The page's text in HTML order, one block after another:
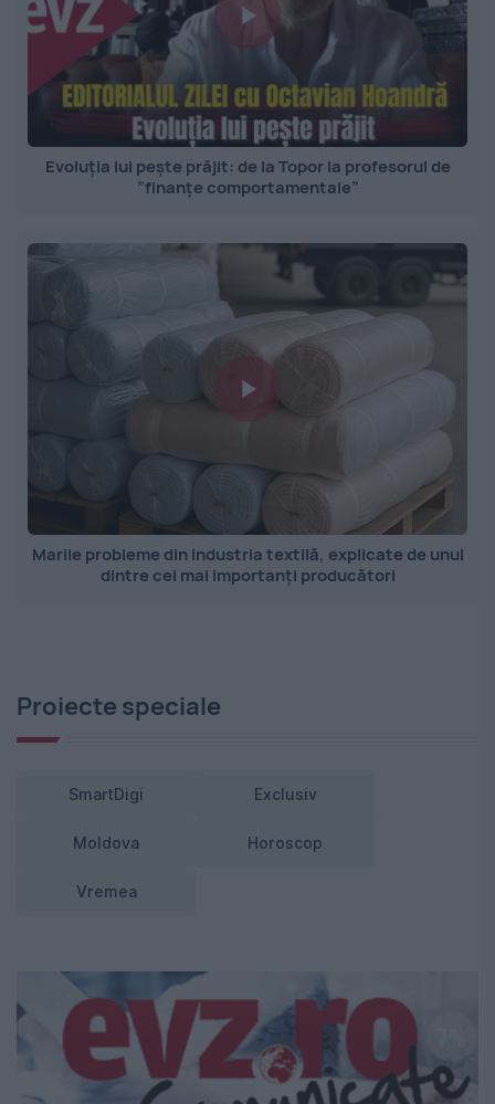
Evoluția lui pește prăjit: de la Topor la profesorul de
”finanțe comportamentale”
Marile probleme din industria textilă, explicate de unul
dintre cei mai importanți producători
Proiecte speciale
SmartDigi Exclusiv
Moldova Horoscop
Vremea